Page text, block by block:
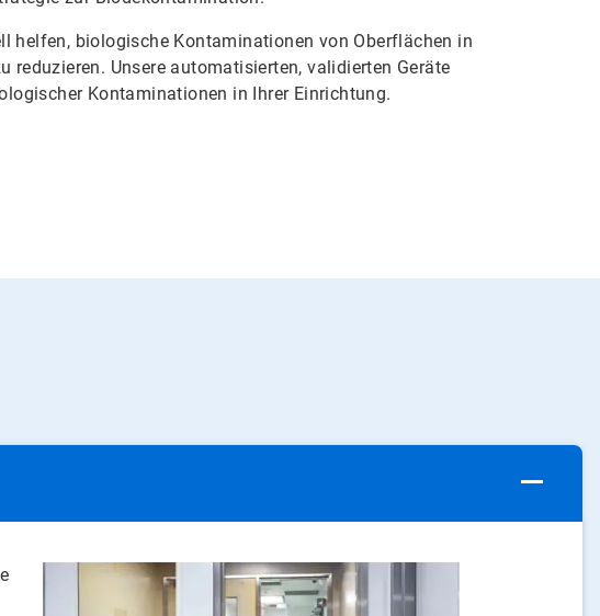
helfen, biologische Kontaminationen von Oberflächen in
reduzieren. Unsere automatisierten, validierten Geräte
Kontaminationen in Ihrer Einrichtung.